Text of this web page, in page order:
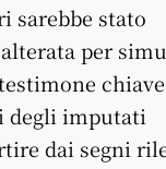
sarebbe stato
per
degli imputati
dai segni